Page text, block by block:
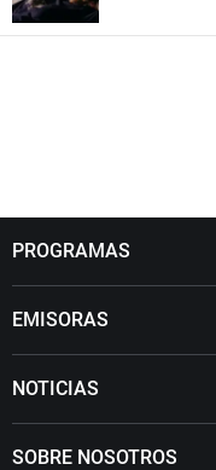
PROGRAMAS
EMISORAS
NOTICIAS
SOBRE NOSOTROS